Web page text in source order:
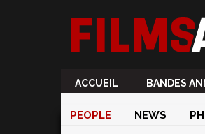
ACCUEIL BANDES
PEOPLE NEWS